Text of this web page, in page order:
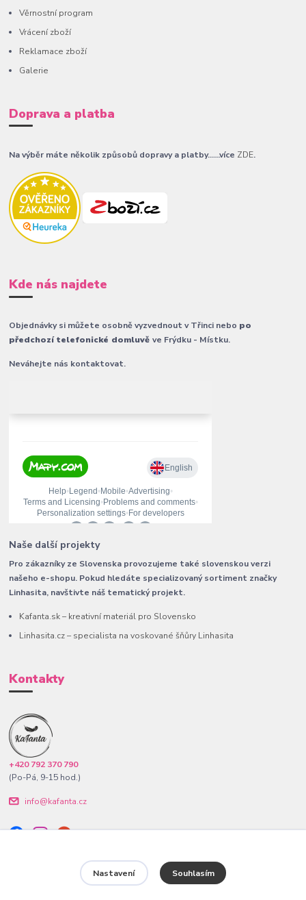
Věrnostní program
Vrácení zboží
Reklamace zboží
Galerie
Doprava a platba
Na výběr máte několik způsobů dopravy a platby......více ZDE.
Kde nás najdete
Objednávky si můžete osobně vyzvednout v Třinci nebo po
předchozí telefonické domluvěve Frýdku - Místku.
Neváhejte nás kontaktovat.
Naše další projekty
Pro zákazníky ze Slovenska provozujeme také slovenskou verzi
našeho e-shopu. Pokud hledáte specializovaný sortiment značky
Linhasita, navštivte náš tematický projekt.
Kafanta.sk – kreativní materiál pro Slovensko
Linhasita.cz – specialista na voskované šňůry Linhasita
Kontakty
+420 792 370 790
(Po-Pá, 9-15 hod.)
info@kafanta.cz
Nastavení Souhlasím